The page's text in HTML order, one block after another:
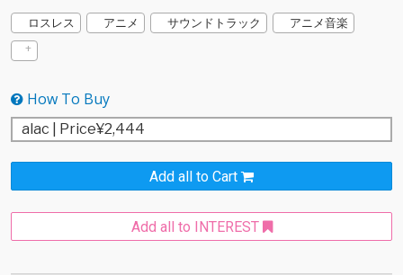
ロスレス
アニメ サウンドトラック アニメ音楽
How To Buy
Add all to Cart
Add all to INTEREST